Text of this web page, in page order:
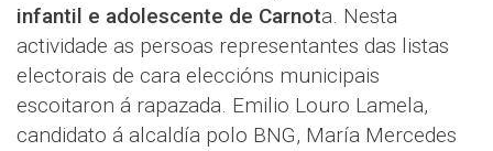
infantil e adolescente de Carnota. Nesta
actividade as persoas representantes das listas
electorais de cara eleccións municipais
escoitaron á rapazada. Emilio Louro Lamela,
candidato á alcaldía polo BNG, María Mercedes